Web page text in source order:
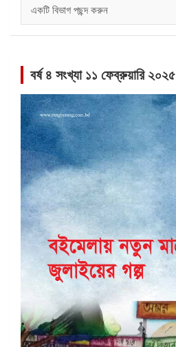
সমূহ
বর্ষ ৪ সংখ্যা ১১ ফেব্রুয়ারি ২০২৫